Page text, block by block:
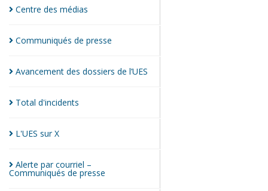
Centre des médias
Communiqués de presse
Avancement des dossiers de l’UES
Total d'incidents
L'UES surX
Alerte par courriel –
Communiqués de presse